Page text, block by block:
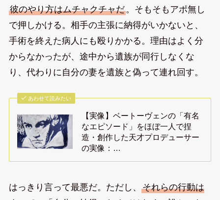
彼のやり方はムチャクチャだ。そもそもアポ無し
で押しかける。相手の主張に納得がいかないと、
手術を終えた病人にも殴りかかる。理由はよく分
からなかったが、途中から遺族が同行しなくな
り、代わりに自分の妻を遺族と偽って連れ回す。
あわせて読みたい
【実像】ベートーヴェンの「有名
なエピソード」をほぼ一人で捏
造・創作した天才プロデューサー
の実像：…
はっきり言って最悪だ。ただし、 それらの行動は